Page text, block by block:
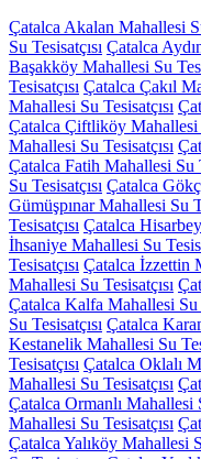
Çatalca Akalan Mahallesi
Su Tesisatçısı Çatalca
Başakköy Mahallesi Su
Tesisatçısı Çatalca Çakıl
Mahallesi Su Tesisatçısı
Çatalca Çiftliköy Mahallesi
Mahallesi Su Tesisatçısı
Çatalca Fatih Mahallesi Su
Su Tesisatçısı Çatalca
Gümüşpınar Mahallesi Su
Tesisatçısı Çatalca
İhsaniye Mahallesi Su
Tesisatçısı Çatalca İzzettin
Mahallesi Su Tesisatçısı
Çatalca Kalfa Mahallesi Su
Su Tesisatçısı Çatalca
Kestanelik Mahallesi Su
Tesisatçısı Çatalca Oklalı
Mahallesi Su Tesisatçısı
Çatalca Ormanlı Mahallesi
Mahallesi Su Tesisatçısı
Çatalca Yalıköy Mahallesi